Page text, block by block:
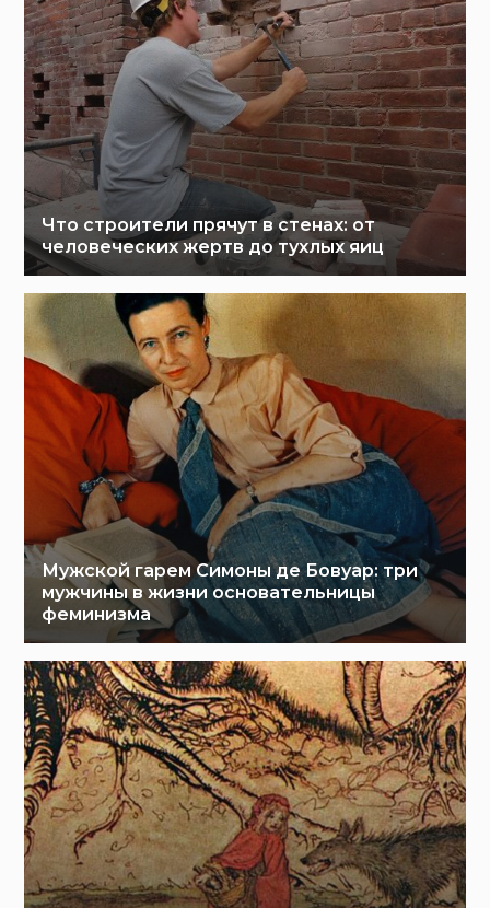
Что строители прячут в стенах: от
человеческих жертв до тухлых яиц
Мужской гарем Симоны де Бовуар: три
мужчины в жизни основательницы
феминизма